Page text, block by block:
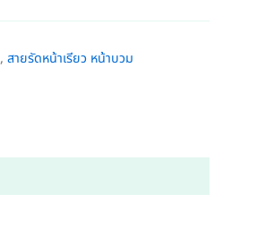
, สายรัดหน้าเรียว หน้าบวม